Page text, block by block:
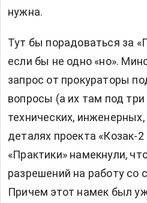
нужна.
Тут бы порадоваться за
если бы не одно «но».
запрос от прокураторы
вопросы (а их там под
технических,
деталях проекта «Козак-
«Практики» намекнули,
разрешений на работу со
Причем этот намек был